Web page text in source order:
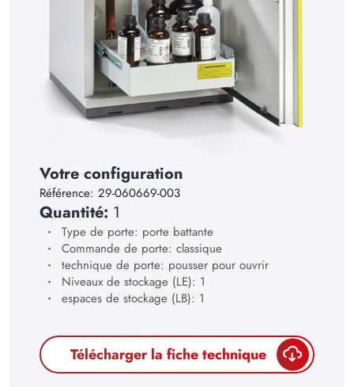
21
22
23
28
Votre configuration
Référence: 29-060669-003
Quantité: 1
Type de porte: porte battante
Commande de porte: classique
technique de porte: pousser pour ouvrir
Niveaux de stockage (LE): 1
espaces de stockage (LB): 1
Télécharger la fiche technique